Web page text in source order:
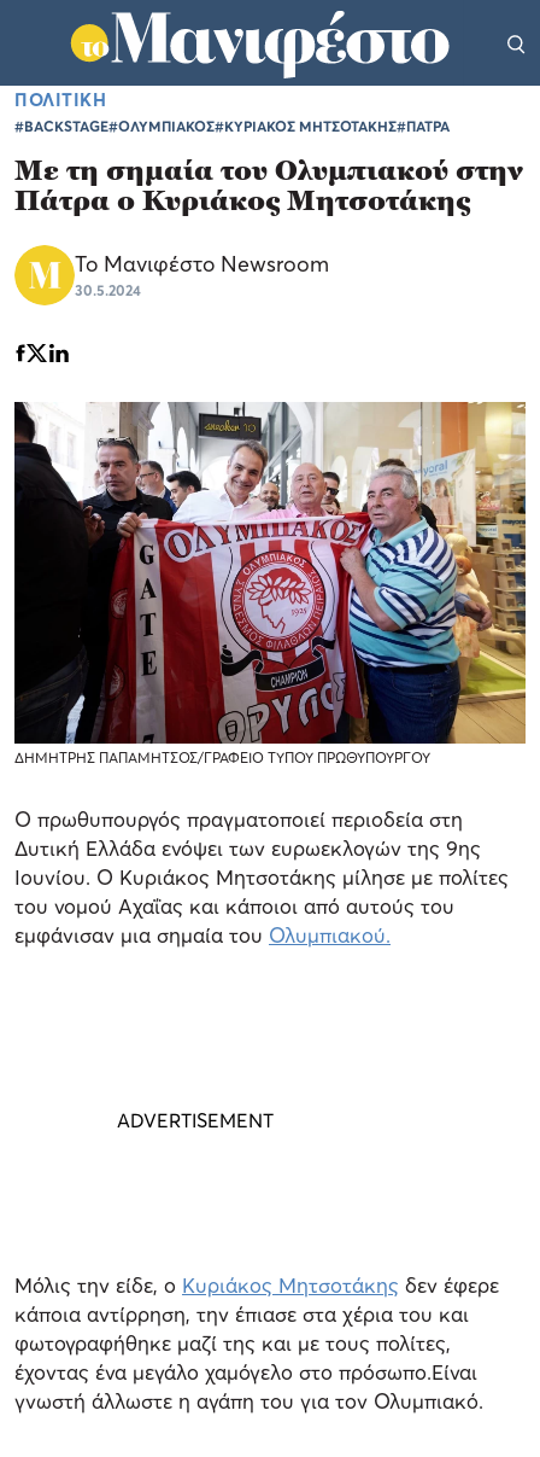
ΠΟΛΙΤΙΚΗ
#BACKSTAGE#ΟΛΥΜΠΙΑΚΟΣ#ΚΥΡΙΑΚΟΣ ΜΗΤΣΟΤΑΚΗΣ#ΠΑΤΡΑ
Με τη σημαία του Ολυμπιακού στην
Πάτρα ο Κυριάκος Μητσοτάκης
Το Μανιφέστο Newsroom
30.5.2024
ΔΗΜΗΤΡΗΣ ΠΑΠΑΜΗΤΣΟΣ/ΓΡΑΦΕΙΟ ΤΥΠΟΥ ΠΡΩΘΥΠΟΥΡΓΟΥ
Ο πρωθυπουργός πραγματοποιεί περιοδεία στη
Δυτική Ελλάδα ενόψει των ευρωεκλογών της 9ης
Ιουνίου. Ο Κυριάκος Μητσοτάκης μίλησε με πολίτες
του νομού Αχαΐας και κάποιοι από αυτούς του
εμφάνισαν μια σημαία του Ολυμπιακού.
Μόλις την είδε, ο Κυριάκος Μητσοτάκης δεν έφερε
κάποια αντίρρηση, την έπιασε στα χέρια του και
φωτογραφήθηκε μαζί της και με τους πολίτες,
έχοντας ένα μεγάλο χαμόγελο στο πρόσωπο.Είναι
γνωστή άλλωστε η αγάπη του για τον Ολυμπιακό.